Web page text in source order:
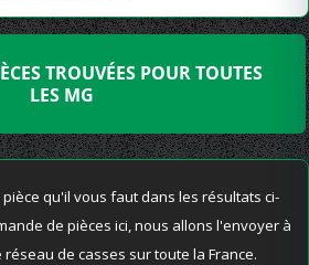
TROUVÉES POUR TOUTES
LES MG
qu'il vous faut dans les résultats ci-
de pièces ici, nous allons l'envoyer à
de casses sur toute la France.